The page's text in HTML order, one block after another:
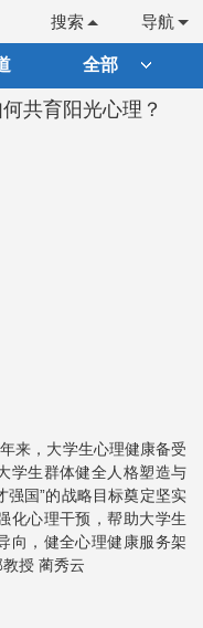
导航
搜索
全部
共育阳光心理？
来，大学生心理健康备受
学生群体健全人格塑造与
强国”的战略目标奠定坚实
化心理干预，帮助大学生
向，健全心理健康服务架
授 蔺秀云